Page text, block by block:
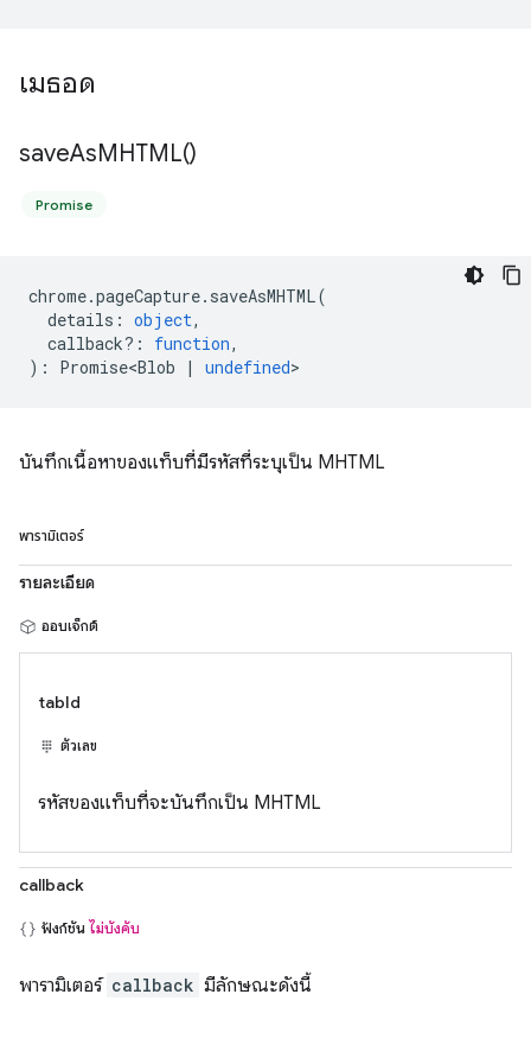
เมธอด
saveAsMHTML()
Promise
chrome.pageCapture. saveAsMHTML(
details : object,
callback? : function,
) : Promise<Blob | undefined>
บันทึกเนื้อหาของแท็บที่มีรหัสที่ระบุเป็น MHTML
พารามิเตอร์
รายละเอียด
ออบเจ็กต์
tabId
ตัวเลข
รหัสของแท็บที่จะบันทึกเป็น MHTML
callback
ฟังก์ชัน ไม่บังคับ
พารามิเตอร์ callback มีลักษณะดังนี้